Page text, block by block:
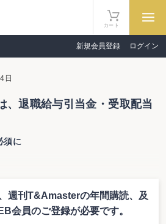
カート
新規会員登録 ログイン
日
、退職給与引当金・受取配当
須に
税法に関する政令・省令（施行規則）・通達
備を進めている。平成15年度税制改正に伴う
扱いなど平成15年3月期から適用されるもの
週刊T&Amasterの年間購読、 及
会員のご登録が必要です。